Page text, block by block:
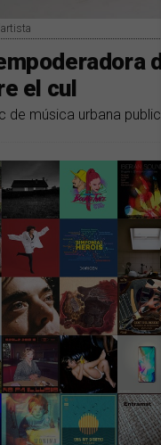
el cul
de música urbana